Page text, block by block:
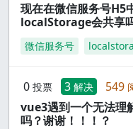
现在在微信服务号H5
localStorage会共享
微信服务号
0 投票 3 解决 549
vue3遇到一个无法理
吗？谢谢！！！？